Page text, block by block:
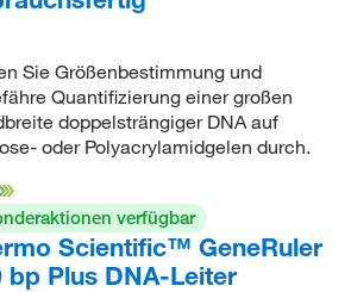
Sie Größenbestimmung und
Quantifizierung einer großen
doppelsträngiger DNA auf
oder Polyacrylamidgelen durch.
verfügbar
Scientific™ GeneRuler
bp Plus DNA-Leiter